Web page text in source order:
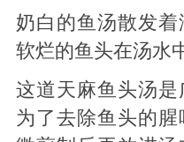
奶白的鱼汤散发
软烂的鱼头在汤水
这道天麻鱼头汤是
为了去除鱼头的